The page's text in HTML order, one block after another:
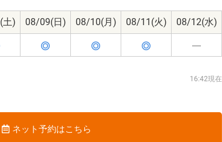
(土) 08/09(日) 08/10(月) 08/11 (火) 08/12(水)
16:42現在
ネット予約はこちら